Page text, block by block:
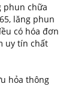
phun chữa
lăng phun
có hóa đơn
uy tín chất
hỏa thông